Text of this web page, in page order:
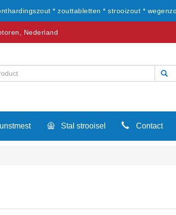
* zouttabletten * strooizout *
Nederland
Stal strooisel Contact